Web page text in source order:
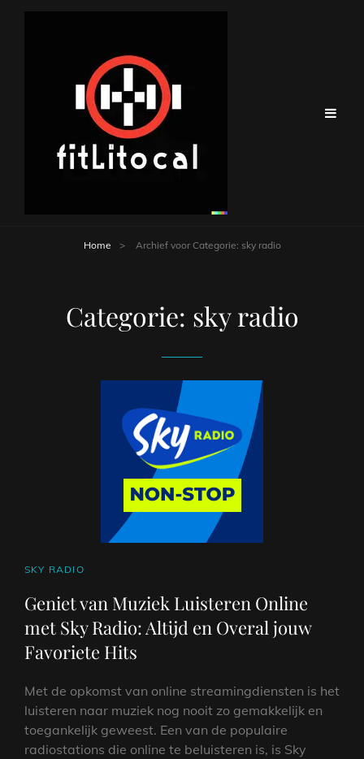
Home > Archief voor Categorie: sky radio
Categorie: sky radio
CAT
SKY RADIO
Geniet van Muziek Luisteren Online
met Sky Radio: Altijd en Overal jouw
Favoriete Hits
Met de opkomst van online streamingdiensten is het
luisteren naar muziek nog nooit zo gemakkelijk en
toegankelijk geweest. Een van de populaire
radiostations die online te beluisteren is, is Sky